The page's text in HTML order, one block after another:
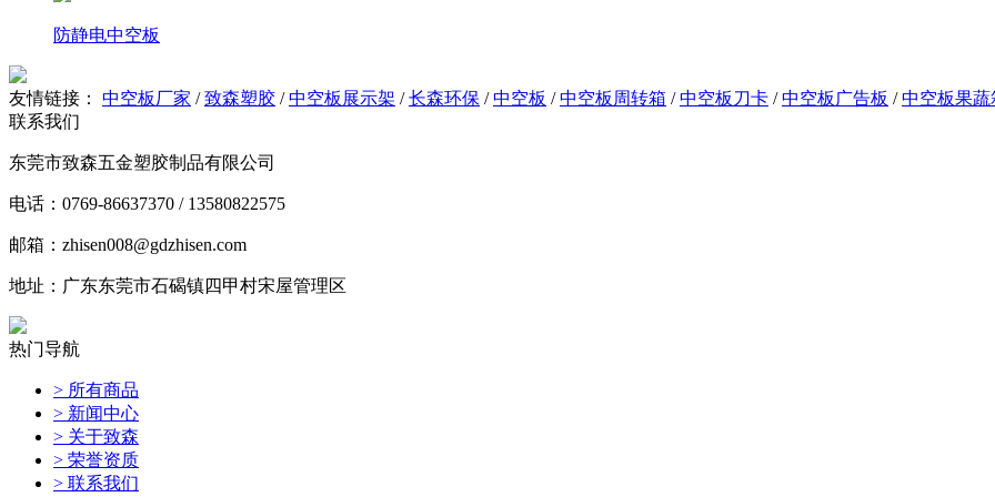
防静电中空板
友情链接： 中空板厂家 /致森塑胶 /中空板展示架 /长森环保 /中空板 /中空板周转箱 /中空板刀卡 /中空板广告板 /中空板果蔬
联系我们
东莞市致森五金塑胶制品有限公司
电话：0769-86637370 / 13580822575
邮箱：zhisen008@gdzhisen.com
地址：广东东莞市石碣镇四甲村宋屋管理区
热门导航
> 所有商品
> 新闻中心
> 关于致森
> 荣誉资质
> 联系我们